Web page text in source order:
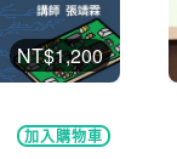
NT$1,200
加入購物車